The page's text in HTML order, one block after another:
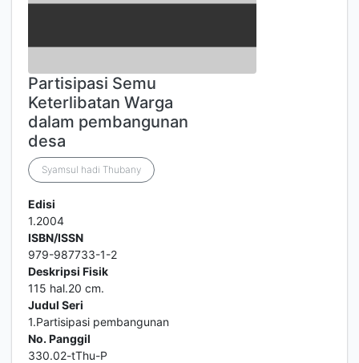
Partisipasi Semu
Keterlibatan Warga
dalam pembangunan
desa
Syamsul hadi Thubany
Edisi
1.2004
ISBN/ISSN
979-987733-1-2
Deskripsi Fisik
115 hal.20 cm.
Judul Seri
1.Partisipasi pembangunan
No. Panggil
330.02-tThu-P